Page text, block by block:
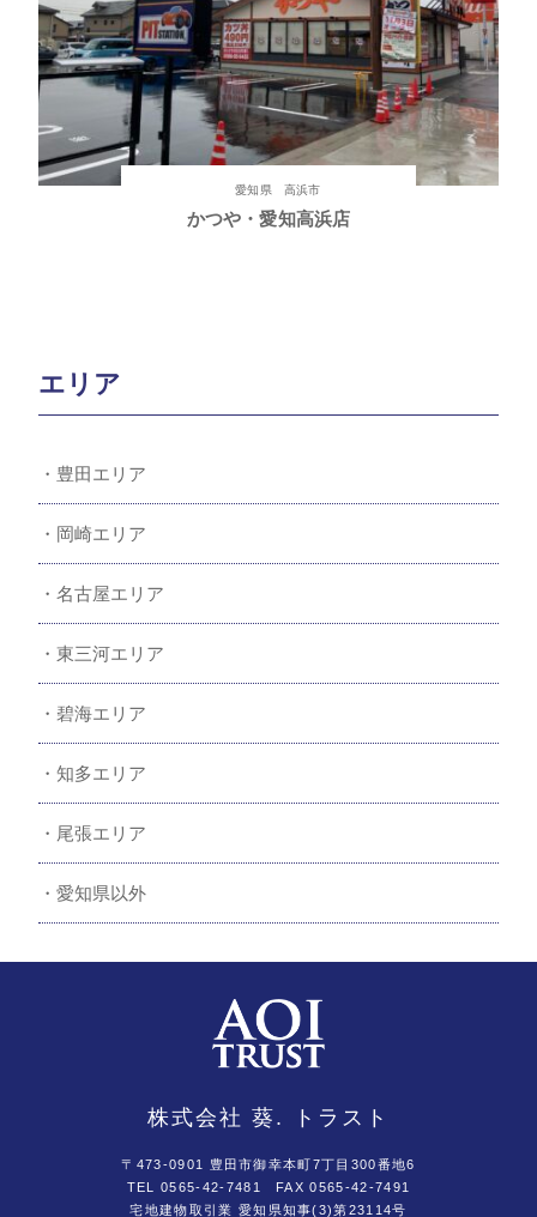
愛知県 高浜市
かつや・愛知高浜店
エリア
豊田エリア
岡崎エリア
名古屋エリア
東三河エリア
碧海エリア
知多エリア
尾張エリア
愛知県以外
株式会社 葵. トラスト
〒473-0901 豊田市御幸本町7丁目300番地6
TEL 0565-42-7481
FAX 0565-42-7491
宅地建物取引業 愛知県知事(3)第23114号